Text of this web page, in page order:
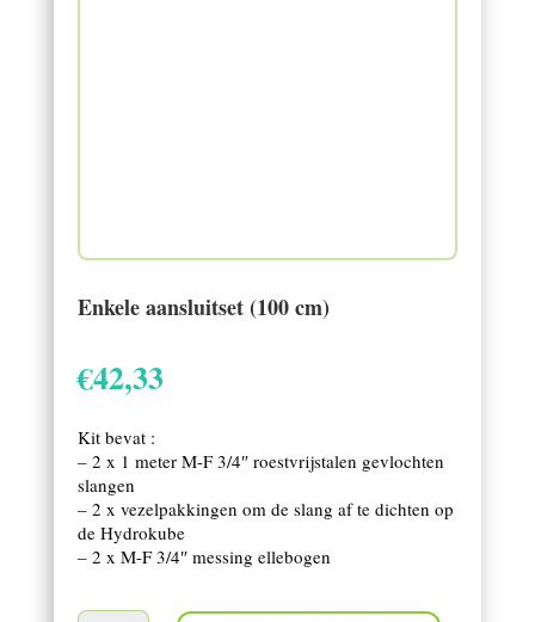
Enkele aansluitset (100 cm)
€42,33
Kit bevat :
– 2 x 1 meter M-F 3/4″ roestvrijstalen gevlochten
slangen
– 2 x vezelpakkingen om de slang af te dichten op
de Hydrokube
– 2 x M-F 3/4″ messing ellebogen